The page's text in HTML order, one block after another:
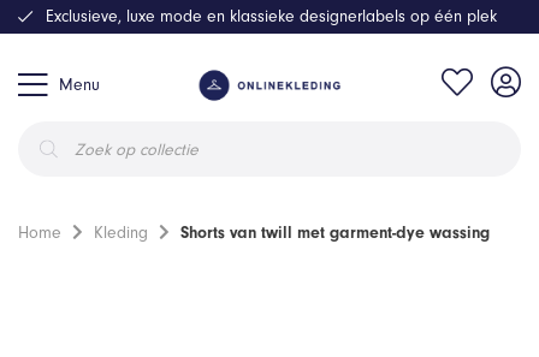
Menu
zoeken
Exclusieve, luxe mode en klassieke designerlabels op één plek
Home Kleding Shorts van twill met garment-dye wassing